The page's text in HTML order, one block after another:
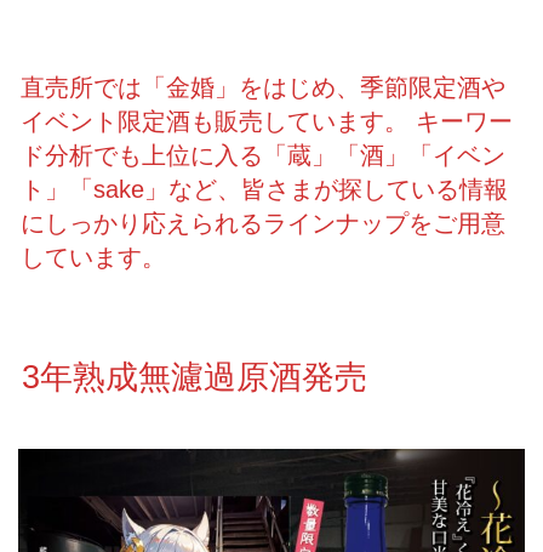
直売所では「金婚」をはじめ、季節限定酒や
イベント限定酒も販売しています。 キーワー
ド分析でも上位に入る「蔵」「酒」「イベン
ト」「sake」など、皆さまが探している情報
にしっかり応えられるラインナップをご用意
しています。
3年熟成無濾過原酒発売